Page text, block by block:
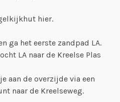
hier.
ga het eerste zandpad LA.
LA naar de Kreelse Plas
aan de overzijde via een
naar de Kreelseweg.